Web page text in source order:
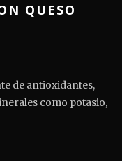
QUESO
de antioxidantes,
como potasio,